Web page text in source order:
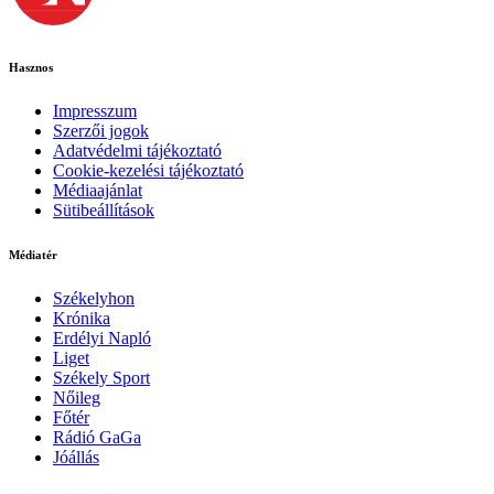
Hasznos
Impresszum
Szerzői jogok
Adatvédelmi tájékoztató
Cookie-kezelési tájékoztató
Médiaajánlat
Sütibeállítások
Médiatér
Székelyhon
Krónika
Erdélyi Napló
Liget
Székely Sport
Nőileg
Főtér
Rádió GaGa
Jóállás